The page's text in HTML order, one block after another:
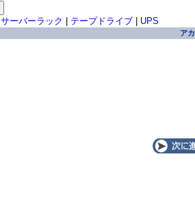
サーバーラック テープドライブ| UPS
ア